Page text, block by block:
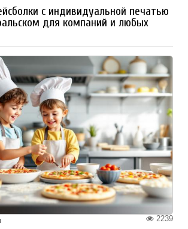
с индивидуальной печатью
для компаний и любых
2239